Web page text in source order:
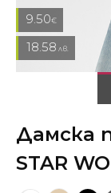
9.50€
18.58 лв.
Дамска
STAR